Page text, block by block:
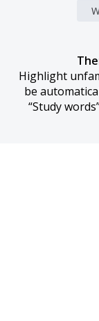
Highlight
be
“Study